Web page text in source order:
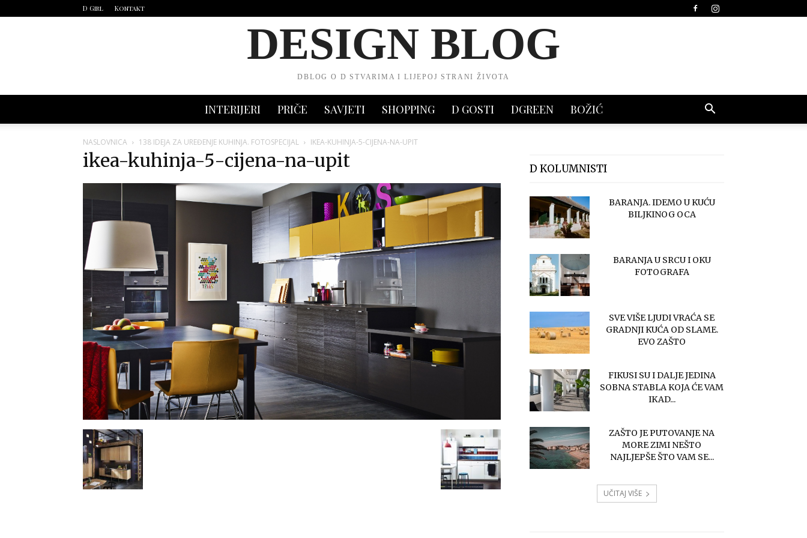
D Girl Kontakt
DESIGN BLOG
DBLOG O D STVARIMA I LIJEPOJ STRANI ŽIVOTA
INTERIJERI PRIČE SAVJETI SHOPPING D GOSTI DGREEN BOŽIĆ
NASLOVNICA 138 IDEJA ZA UREĐENJE KUHINJA. FOTOSPECIJAL IKEA-KUHINJA-5-CIJENA-NA-UPIT
ikea-kuhinja-5-cijena-na-upit D KOLUMNISTI
BARANJA. IDEMO U KUĆU
BILJKINOG OCA
BARANJA U SRCU I OKU
FOTOGRAFA
SVE VIŠE LJUDI VRAĆA SE
GRADNJI KUĆA OD SLAME.
EVO ZAŠTO
FIKUSI SU I DALJE JEDINA
SOBNA STABLA KOJA ĆE VAM
IKAD...
ZAŠTO JE PUTOVANJE NA
MORE ZIMI NEŠTO
NAJLJEPŠE ŠTO VAM SE...
UČITAJ VIŠE